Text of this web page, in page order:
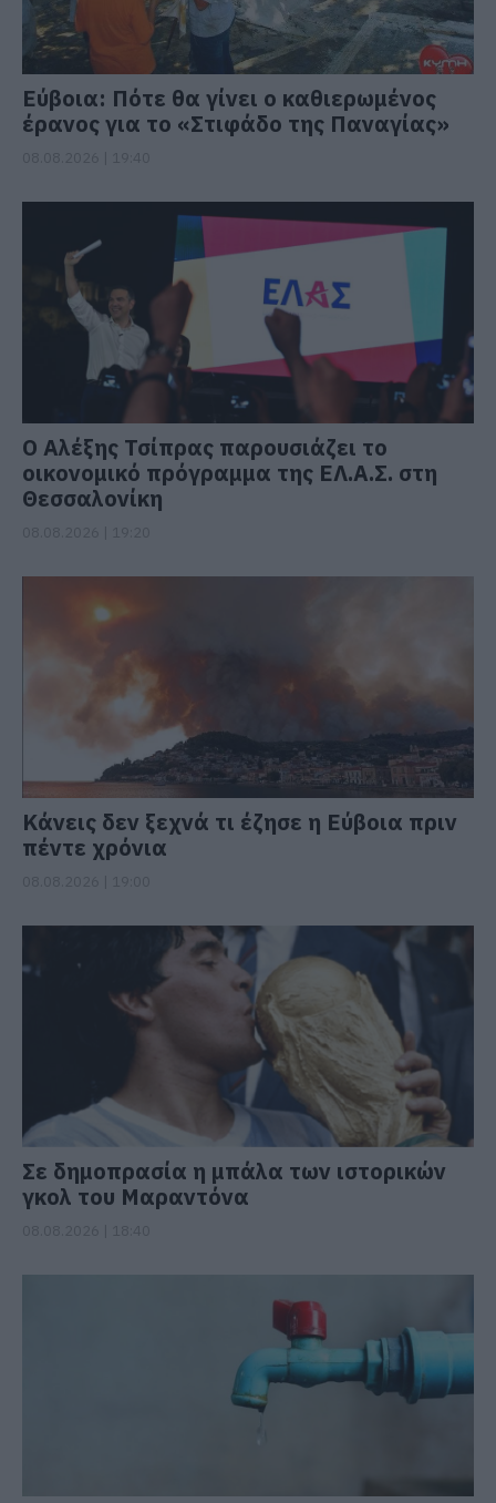
Εύβοια: Πότε θα γίνει ο καθιερωμένος
έρανος για το «Στιφάδο της Παναγίας»
Ο Αλέξης Τσίπρας παρουσιάζει το
οικονομικό πρόγραμμα της ΕΛ.Α.Σ. στη
Θεσσαλονίκη
Κάνεις δεν ξεχνά τι έζησε η Εύβοια πριν
πέντε χρόνια
Σε δημοπρασία η μπάλα των ιστορικών
γκολ του Μαραντόνα